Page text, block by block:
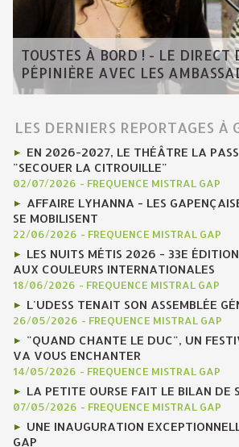
TOUSTES À BORD ! - LE DIRECT
PÉPINIÈRE AVEC LES
LES DERNIERS REPORTAGES À
EN 2026-2027, LE THÉÂTRE LA
"SECOUER LA CITROUILLE"
02/07/2026 - FREQUENCE MISTRAL GAP
AFFAIRE LYHANNA - LES
SE MOBILISENT
22/06/2026 - FREQUENCE MISTRAL GAP
LES NUITS MÉTIS 2026 - 33E
AUX COULEURS INTERNATIONALES
18/06/2026 - FREQUENCE MISTRAL GAP
L'UDESS TENAIT SON ASSEMBLÉE
26/05/2026 - FREQUENCE MISTRAL GAP
"QUAND CHANTE LE DUC", UN
VA VOUS ENCHANTER
14/05/2026 - FREQUENCE MISTRAL GAP
LA PETITE OURSE FAIT LE BILAN DE
07/05/2026 - FREQUENCE MISTRAL GAP
UNE INAUGURATION
GAP